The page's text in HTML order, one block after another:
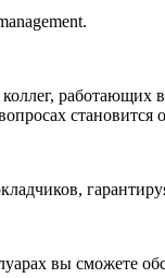
вы сможете